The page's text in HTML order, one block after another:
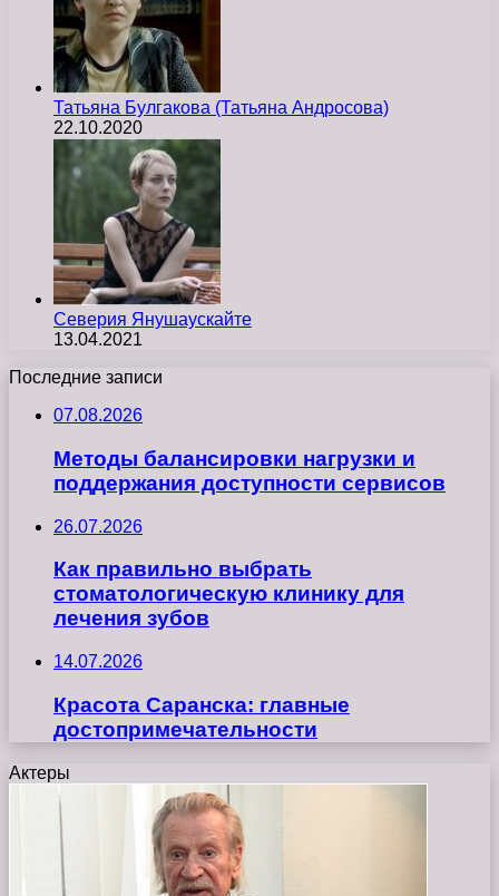
Татьяна Булгакова (Татьяна Андросова)
22.10.2020
Северия Янушаускайте
13.04.2021
Последние записи
07.08.2026
Методы балансировки нагрузки и
поддержания доступности сервисов
26.07.2026
Как правильно выбрать
стоматологическую клинику для
лечения зубов
14.07.2026
Красота Саранска: главные
достопримечательности
Актеры